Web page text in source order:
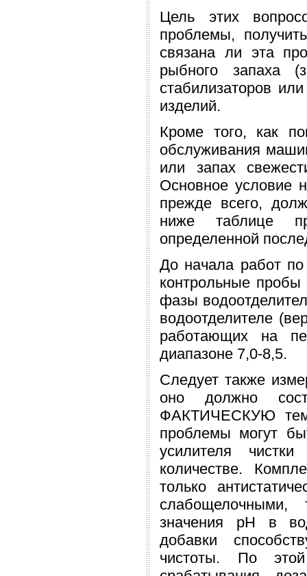
Цель этих
проблемы,
связана ли эта
рыбного запаха
стабилизаторов
изделий.
Кроме того, как
обслуживания
или запах
Основное условие
прежде всего,
ниже таблице
определенной
До начала работ
контрольные пробы
фазы
водоотделителе
работающих на
диапазоне 7,0-8,5.
Следует также
оно должно
ФАКТИЧЕСКУЮ
проблемы могут
усилителя
количестве.
только
значения рН в
добавки
чистоты. По этой